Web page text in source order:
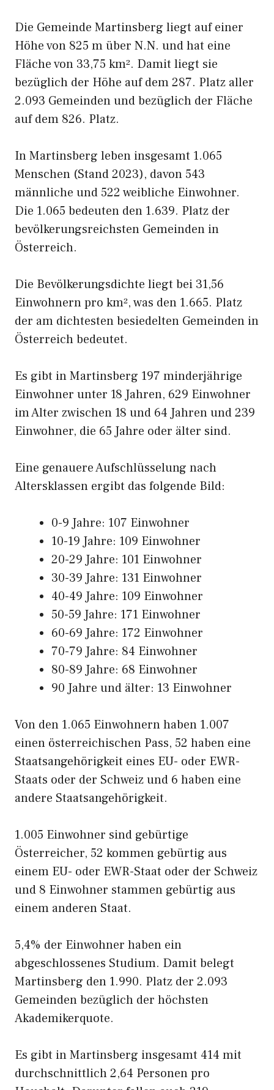
Die Gemeinde Martinsberg liegt auf einer
Höhe von 825 m über N.N. und hat eine
Fläche von 33,75 km². Damit liegt sie
bezüglich der Höhe auf dem 287. Platz aller
2.093 Gemeinden und bezüglich der Fläche
auf dem 826. Platz.
In Martinsberg leben insgesamt 1.065
Menschen (Stand 2023), davon 543
männliche und 522 weibliche Einwohner.
Die 1.065 bedeuten den 1.639. Platz der
bevölkerungsreichsten Gemeinden in
Österreich.
Die Bevölkerungsdichte liegt bei 31,56
Einwohnern pro km², was den 1.665. Platz
der am dichtesten besiedelten Gemeinden in
Österreich bedeutet.
Es gibt in Martinsberg 197 minderjährige
Einwohner unter 18 Jahren, 629 Einwohner
im Alter zwischen 18 und 64 Jahren und 239
Einwohner, die 65 Jahre oder älter sind.
Eine genauere Aufschlüsselung nach
Altersklassen ergibt das folgende Bild:
0-9 Jahre: 107 Einwohner
10-19 Jahre: 109 Einwohner
20-29 Jahre: 101 Einwohner
30-39 Jahre: 131 Einwohner
40-49 Jahre: 109 Einwohner
50-59 Jahre: 171 Einwohner
60-69 Jahre: 172 Einwohner
70-79 Jahre: 84 Einwohner
80-89 Jahre: 68 Einwohner
90 Jahre und älter: 13 Einwohner
Von den 1.065 Einwohnern haben 1.007
einen österreichischen Pass, 52 haben eine
Staatsangehörigkeit eines EU- oder EWR-
Staats oder der Schweiz und 6 haben eine
andere Staatsangehörigkeit.
1.005 Einwohner sind gebürtige
Österreicher, 52 kommen gebürtig aus
einem EU- oder EWR-Staat oder der Schweiz
und 8 Einwohner stammen gebürtig aus
einem anderen Staat.
5,4% der Einwohner haben ein
abgeschlossenes Studium. Damit belegt
Martinsberg den 1.990. Platz der 2.093
Gemeinden bezüglich der höchsten
Akademikerquote.
Es gibt in Martinsberg insgesamt 414 mit
durchschnittlich 2,64 Personen pro